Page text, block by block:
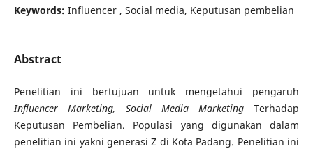
Keywords: Influencer , Social media, Keputusan pembelian
Abstract
Penelitian ini bertujuan untuk mengetahui pengaruh
Influencer Marketing, Social Media MarketingTerhadap
Keputusan Pembelian. Populasi yang digunakan dalam
penelitian ini yakni generasi Z di Kota Padang. Penelitian ini